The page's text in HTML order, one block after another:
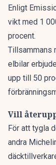
Enligt
vikt med 1
procent.
Tillsammans
elbilar
upp till 50
Vill
För att tygla
andra